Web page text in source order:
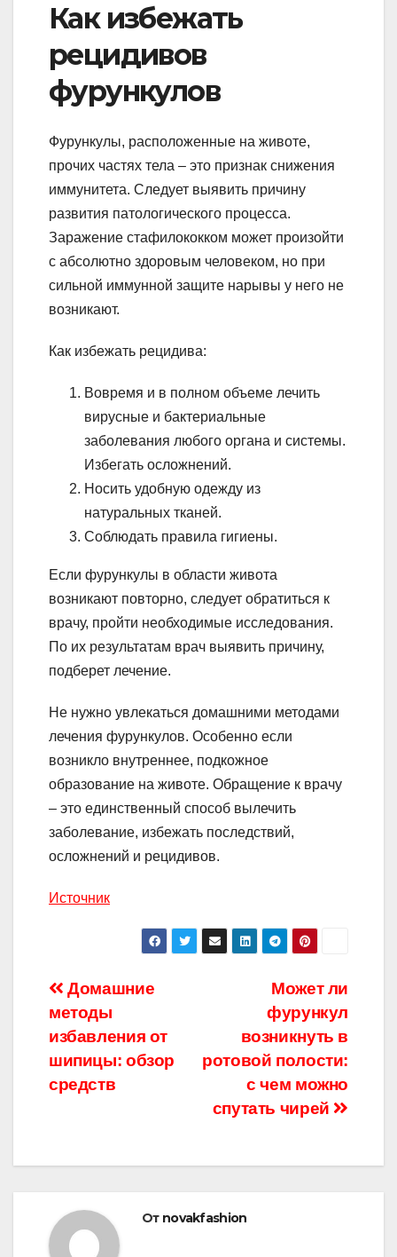
Как избежать
рецидивов
фурункулов
Фурункулы, расположенные на животе,
прочих частях тела – это признак снижения
иммунитета. Следует выявить причину
развития патологического процесса.
Заражение стафилококком может произойти
с абсолютно здоровым человеком, но при
сильной иммунной защите нарывы у него не
возникают.
Как избежать рецидива:
Вовремя и в полном объеме лечить
вирусные и бактериальные
заболевания любого органа и системы.
Избегать осложнений.
Носить удобную одежду из
натуральных тканей.
Соблюдать правила гигиены.
Если фурункулы в области живота
возникают повторно, следует обратиться к
врачу, пройти необходимые исследования.
По их результатам врач выявить причину,
подберет лечение.
Не нужно увлекаться домашними методами
лечения фурункулов. Особенно если
возникло внутреннее, подкожное
образование на животе. Обращение к врачу
– это единственный способ вылечить
заболевание, избежать последствий,
осложнений и рецидивов.
Источник
Навигация
по
записям
Может ли
фурункул
возникнуть в
ротовой полости:
с чем можно
спутать чирей
Домашние
методы
избавления от
шипицы: обзор
средств
От novakfashion